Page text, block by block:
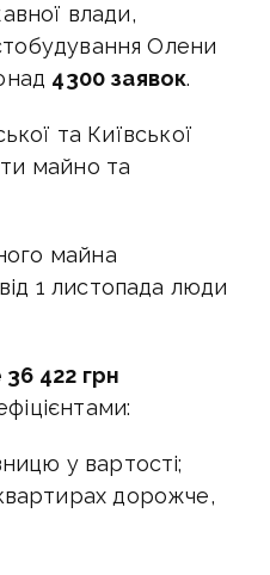
влади,
Олени
4300 заявок.
та Київської
майно та
майна
1 листопада люди
422 грн
у вартості;
дорожче,